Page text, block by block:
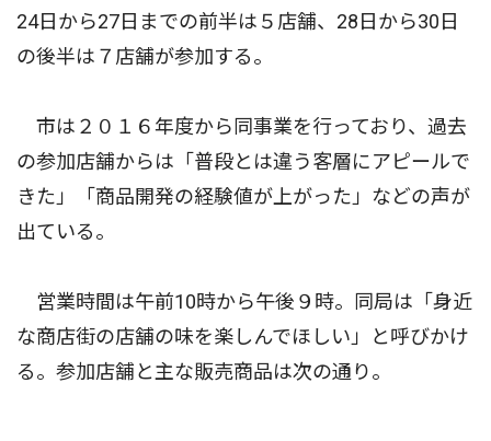
24日から27日までの前半は５店舗、28日から30日
の後半は７店舗が参加する。
市は２０１６年度から同事業を行っており、過去
の参加店舗からは「普段とは違う客層にアピールで
きた」「商品開発の経験値が上がった」などの声が
出ている。
営業時間は午前10時から午後９時。同局は「身近
な商店街の店舗の味を楽しんでほしい」と呼びかけ
る。参加店舗と主な販売商品は次の通り。